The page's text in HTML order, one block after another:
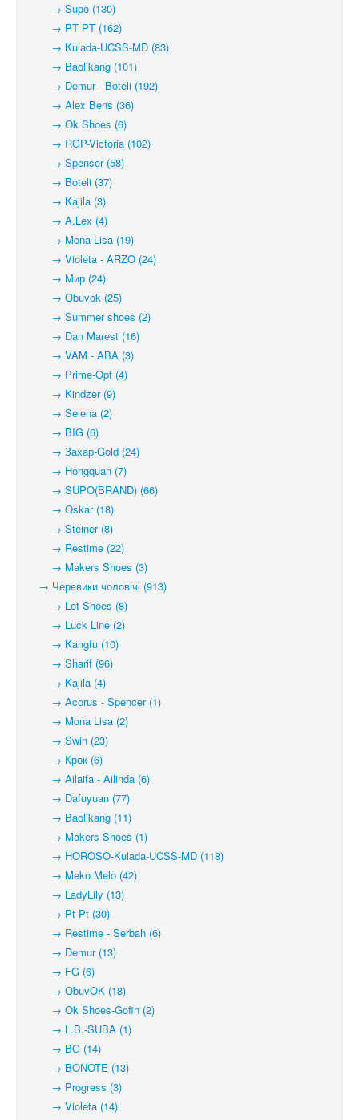
→ Supo (130)
→ PT PT (162)
→ Kulada-UCSS-MD (83)
→ Baolikang (101)
→ Demur - Boteli (192)
→ Alex Bens (36)
→ Ok Shoes (6)
→ RGP-Victoria (102)
→ Spenser (58)
→ Boteli (37)
→ Kajila (3)
→ A.Lex (4)
→ Mona Lisa (19)
→ Violeta - ARZO (24)
→ Мир (24)
→ Obuvok (25)
→ Summer shoes (2)
→ Dan Marest (16)
→ VAM - ABA (3)
→ Prime-Opt (4)
→ Kindzer (9)
→ Selena (2)
→ BIG (6)
→ Захар-Gold (24)
→ Hongquan (7)
→ SUPO(BRAND) (66)
→ Oskar (18)
→ Steiner (8)
→ Restime (22)
→ Makers Shoes (3)
→ Черевики чоловічі (913)
→ Lot Shoes (8)
→ Luck Line (2)
→ Kangfu (10)
→ Sharif (96)
→ Kajila (4)
→ Acorus - Spencer (1)
→ Mona Lisa (2)
→ Swin (23)
→ Крок (6)
→ Ailaifa - Ailinda (6)
→ Dafuyuan (77)
→ Baolikang (11)
→ Makers Shoes (1)
→ HOROSO-Kulada-UCSS-MD (118)
→ Meko Melo (42)
→ LadyLily (13)
→ Pt-Pt (30)
→ Restime - Serbah (6)
→ Demur (13)
→ FG (6)
→ ObuvOK (18)
→ Ok Shoes-Gofin (2)
→ L.B.-SUBA (1)
→ BG (14)
→ BONOTE (13)
→ Progress (3)
→ Violeta (14)